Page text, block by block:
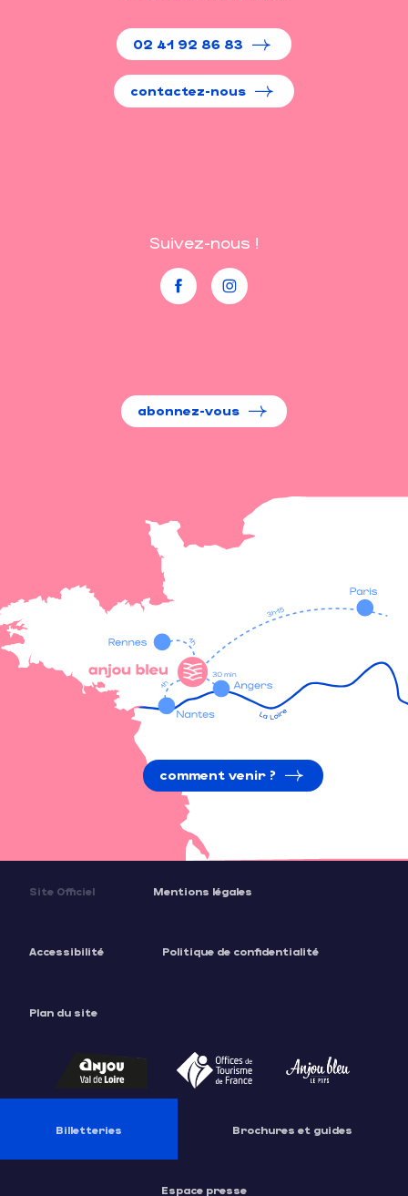
02 41 92 86 83
contactez-nous
Suivez-nous !
abonnez-vous
comment venir ?
Site Officiel Mentions légales
Accessibilité Politique de confidentialité
Plan du site
Billetteries Brochures et guides
Espace presse